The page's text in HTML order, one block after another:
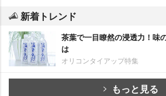
新着トレンド
茶葉で一目瞭然の浸透力！味
は
オリコンタイアップ特集
もっと見る